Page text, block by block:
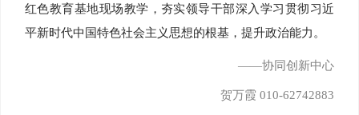
红色教育基地现场教学，夯实领导干部深入学习贯彻习近
平新时代中国特色社会主义思想的根基，提升政治能力。
——协同创新中心
贺万霞 010-62742883